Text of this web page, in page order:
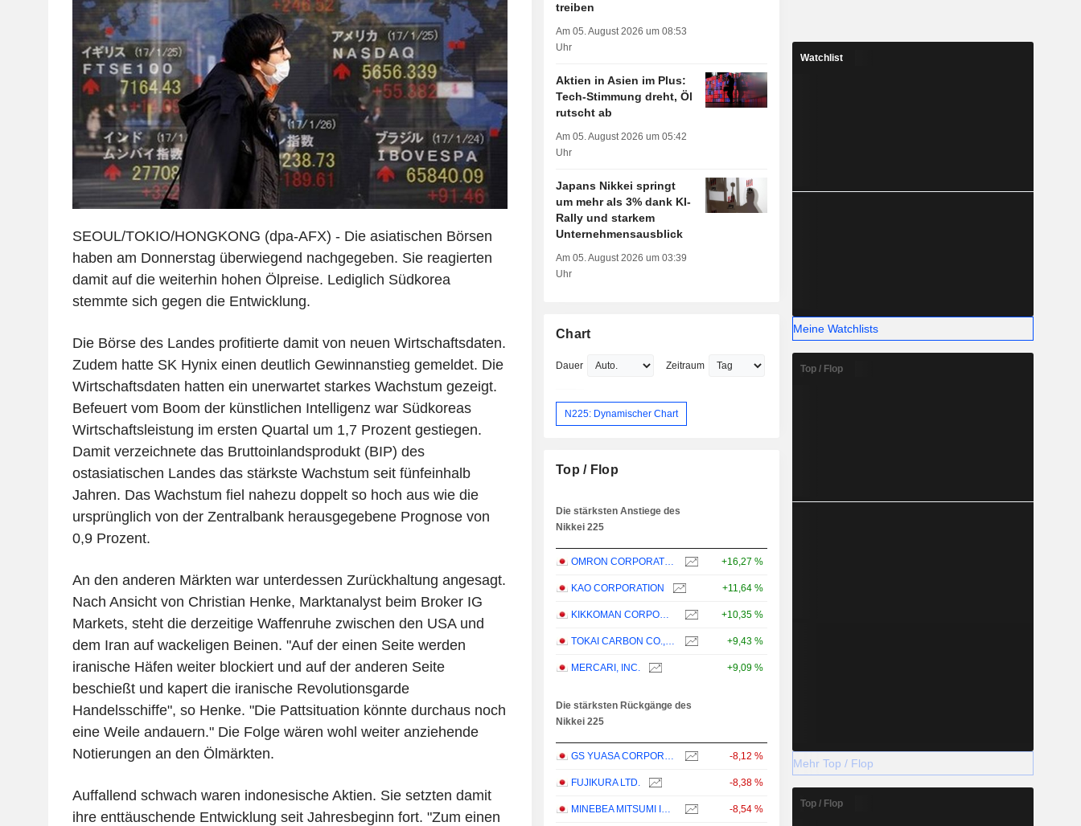
SEOUL/TOKIO/HONGKONG (dpa-AFX) - Die asiatischen Börsen
haben am Donnerstag überwiegend nachgegeben. Sie reagierten
damit auf die weiterhin hohen Ölpreise. Lediglich Südkorea
stemmte sich gegen die Entwicklung.
Die Börse des Landes profitierte damit von neuen Wirtschaftsdaten.
Zudem hatte SK Hynix einen deutlich Gewinnanstieg gemeldet. Die
Wirtschaftsdaten hatten ein unerwartet starkes Wachstum gezeigt.
Befeuert vom Boom der künstlichen Intelligenz war Südkoreas
Wirtschaftsleistung im ersten Quartal um 1,7 Prozent gestiegen.
Damit verzeichnete das Bruttoinlandsprodukt (BIP) des
ostasiatischen Landes das stärkste Wachstum seit fünfeinhalb
Jahren. Das Wachstum fiel nahezu doppelt so hoch aus wie die
ursprünglich von der Zentralbank herausgegebene Prognose von
0,9 Prozent.
An den anderen Märkten war unterdessen Zurückhaltung angesagt.
Nach Ansicht von Christian Henke, Marktanalyst beim Broker IG
Markets, steht die derzeitige Waffenruhe zwischen den USA und
dem Iran auf wackeligen Beinen. "Auf der einen Seite werden
iranische Häfen weiter blockiert und auf der anderen Seite
beschießt und kapert die iranische Revolutionsgarde
Handelsschiffe", so Henke. "Die Pattsituation könnte durchaus noch
eine Weile andauern." Die Folge wären wohl weiter anziehende
Notierungen an den Ölmärkten.
Auffallend schwach waren indonesische Aktien. Sie setzten damit
ihre enttäuschende Entwicklung seit Jahresbeginn fort. "Zum einen
treiben
Am 05. August 2026 um 08:53
Uhr
Aktien in Asien im Plus:
Tech-Stimmung dreht, Öl
rutscht ab
Am 05. August 2026 um 05:42
Uhr
Japans Nikkei springt
um mehr als 3% dank KI-
Rally und starkem
Unternehmensausblick
Am 05. August 2026 um 03:39
Uhr
Chart
Dauer Zeitraum
N225: Dynamischer Chart
Top / Flop
Die stärksten Anstiege des
Nikkei 225
OMRON CORPORATION +16,27 %
KAO CORPORATION +11,64 %
KIKKOMAN CORPORATION +10,35 %
TOKAI CARBON CO., LTD. +9,43 %
MERCARI, INC. +9,09 %
Die stärksten Rückgänge des
Nikkei 225
GS YUASA CORPORATION -8,12 %
FUJIKURA LTD. -8,38 %
MINEBEA MITSUMI INC. -8,54 %
Watchlist
Meine Watchlists
Top / Flop
Mehr Top / Flop
Top / Flop